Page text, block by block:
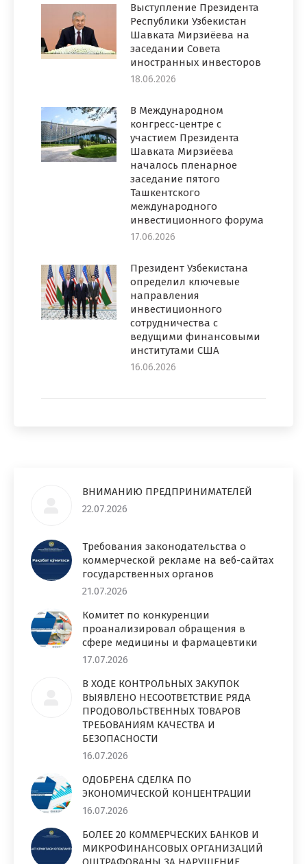
Выступление Президента
Республики Узбекистан
Шавката Мирзиёева на
заседании Совета
иностранных инвесторов
18.06.2026
В Международном
конгресс-центре с
участием Президента
Шавката Мирзиёева
началось пленарное
заседание пятого
Ташкентского
международного
инвестиционного форума
17.06.2026
Президент Узбекистана
определил ключевые
направления
инвестиционного
сотрудничества с
ведущими финансовыми
институтами США
16.06.2026
ВНИМАНИЮ ПРЕДПРИНИМАТЕЛЕЙ
22.07.2026
Требования законодательства о
коммерческой рекламе на веб-сайтах
государственных органов
21.07.2026
Комитет по конкуренции
проанализировал обращения в
сфере медицины и фармацевтики
17.07.2026
В ХОДЕ КОНТРОЛЬНЫХ ЗАКУПОК
ВЫЯВЛЕНО НЕСООТВЕТСТВИЕ РЯДА
ПРОДОВОЛЬСТВЕННЫХ ТОВАРОВ
ТРЕБОВАНИЯМ КАЧЕСТВА И
БЕЗОПАСНОСТИ
16.07.2026
ОДОБРЕНА СДЕЛКА ПО
ЭКОНОМИЧЕСКОЙ КОНЦЕНТРАЦИИ
16.07.2026
БОЛЕЕ 20 КОММЕРЧЕСКИХ БАНКОВ И
МИКРОФИНАНСОВЫХ ОРГАНИЗАЦИЙ